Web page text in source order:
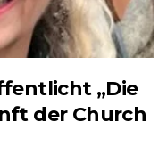
„Die
der Church